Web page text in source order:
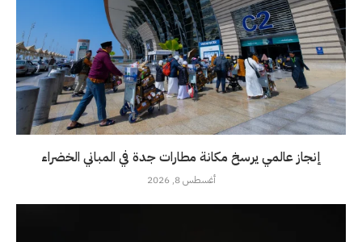
إنجاز عالمي يرسخ مكانة مطارات جدة في المباني الخضراء
أغسطس 8, 2026